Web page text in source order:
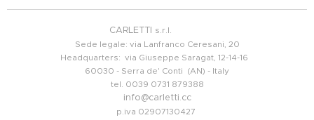
CARLETTI s.r.l.
Sede legale: via Lanfranco Ceresani, 20
Headquarters: via Giuseppe Saragat, 12-14-16
60030 - Serra de' Conti (AN) - Italy
tel. 0039 0731 879388
info@carletti.cc
p.iva 02907130427